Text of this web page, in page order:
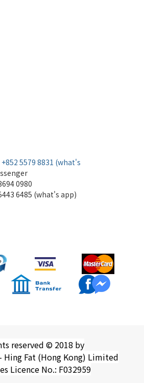
+852 5579 8831 (what's
0980
6485 (what's app)
reserved © 2018 by
Hing Fat (Hong Kong) Limited
Licence No.: F032959